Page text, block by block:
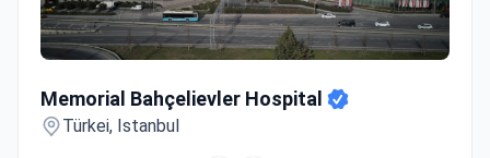
Memorial Bahçelievler Hospital
Türkei, Istanbul